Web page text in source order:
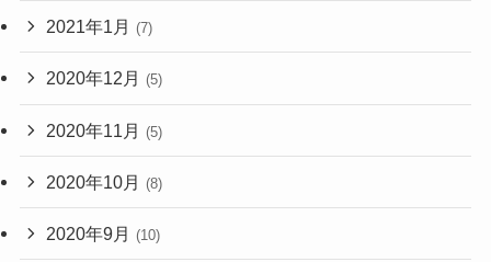
2021年1月 (7)
2020年12月 (5)
2020年11月 (5)
2020年10月 (8)
2020年9月 (10)